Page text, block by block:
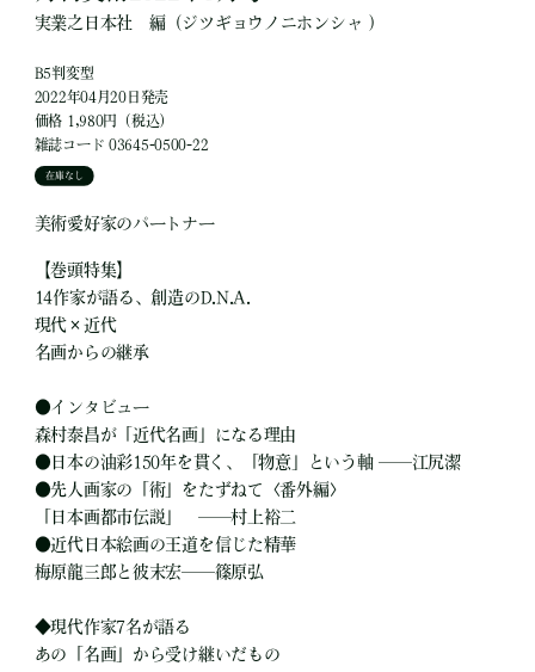
実業之日本社 編（ジツギョウノニホンシャ ）
B5判変型
2022年04月20日発売
価格 1,980円（税込）
雑誌コード 03645-0500-22
在庫なし
美術愛好家のパートナー
【巻頭特集】
14作家が語る、創造のD.N.A.
現代×近代
名画からの継承
●インタビュー
森村泰昌が「近代名画」になる理由
●日本の油彩150年を貫く、「物意」という軸 ──江尻潔
●先人画家の「術」をたずねて〈番外編〉
「日本画都市伝説」 ──村上裕二
●近代日本絵画の王道を信じた精華
梅原龍三郎と彼末宏──篠原弘
◆現代作家7名が語る
あの「名画」から受け継いだもの